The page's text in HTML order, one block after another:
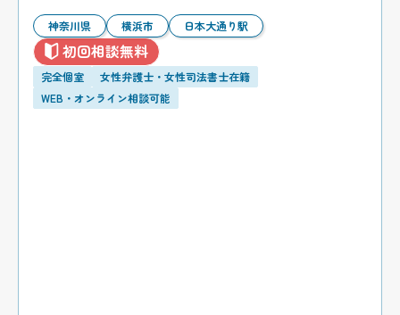
神奈川県 横浜市 日本大通り駅
初回相談無料
完全個室
女性弁護士・女性司法書士在籍
WEB・オンライン相談可能